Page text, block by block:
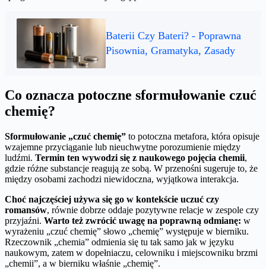
Baterii Czy Bateri? - Poprawna
Pisownia, Gramatyka, Zasady
Co oznacza potoczne sformułowanie czuć
chemię?
Sformułowanie „czuć chemię” to potoczna metafora, która opisuje
wzajemne przyciąganie lub nieuchwytne porozumienie między
ludźmi. Termin ten wywodzi się z naukowego pojęcia chemii,
gdzie różne substancje reagują ze sobą. W przenośni sugeruje to, że
między osobami zachodzi niewidoczna, wyjątkowa interakcja.
Choć najczęściej używa się go w kontekście uczuć czy
romansów, równie dobrze oddaje pozytywne relacje w zespole czy
przyjaźni. Warto też zwrócić uwagę na poprawną odmianę: w
wyrażeniu „czuć chemię” słowo „chemię” występuje w bierniku.
Rzeczownik „chemia” odmienia się tu tak samo jak w języku
naukowym, zatem w dopełniaczu, celowniku i miejscowniku brzmi
„chemii”, a w bierniku właśnie „chemię”.